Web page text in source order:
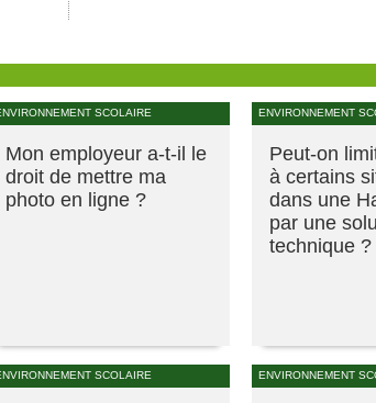
SCOLAIRE
Mon employeur a-t-il le
droit de mettre ma
photo en ligne ?
ENVIRONNEMENT
Peut-on
à certains
dans une
par une
technique ?
SCOLAIRE ENVIRONNEMENT